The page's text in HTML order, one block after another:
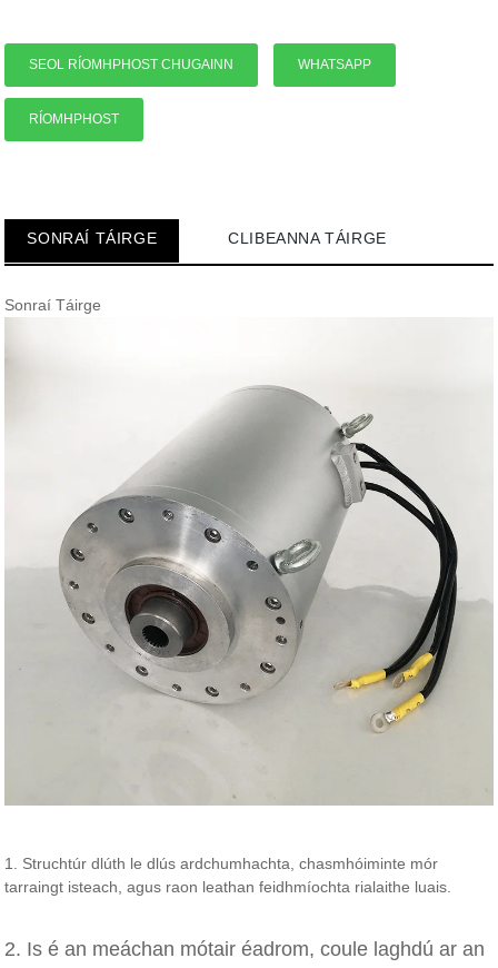
SEOL RÍOMHPHOST CHUGAINN WHATSAPP
RÍOMHPHOST
SONRAÍ TÁIRGE CLIBEANNA TÁIRGE
Sonraí Táirge
1. Struchtúr dlúth le dlús ardchumhachta, chasmhóiminte mór
tarraingt isteach, agus raon leathan feidhmíochta rialaithe luais.
2. Is é an meáchan mótair éadrom, coule laghdú ar an